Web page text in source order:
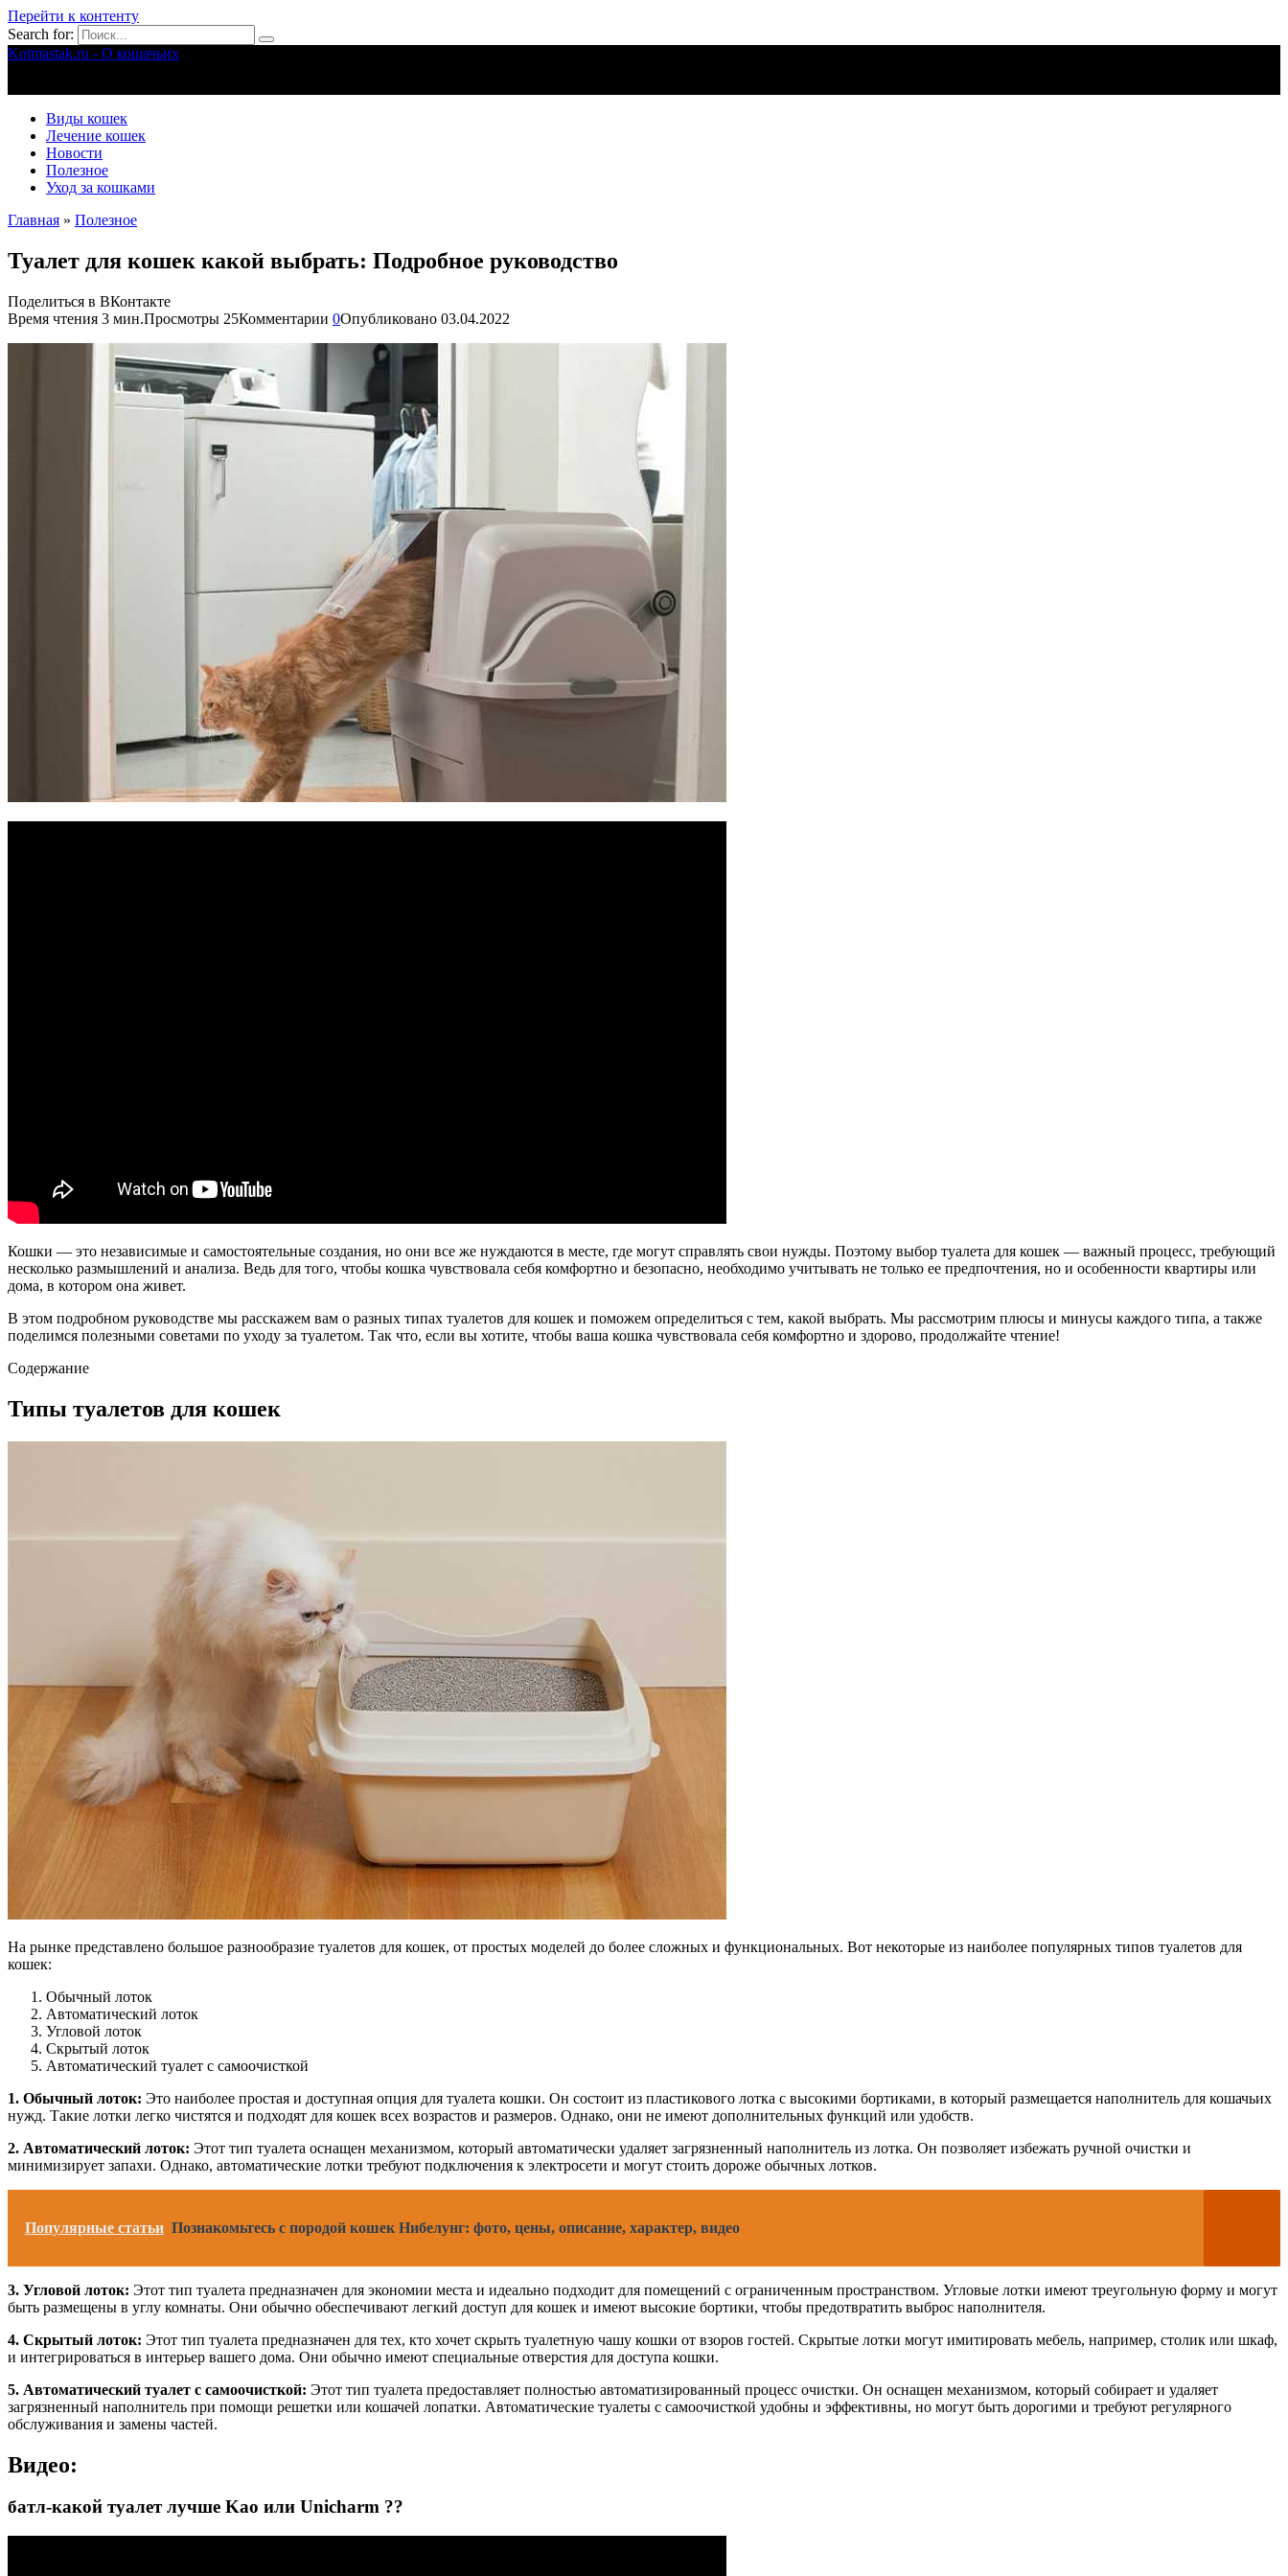
Перейти к контенту
Search for:
Kotmastak.ru - О кошачьих
Виды кошек
Лечение кошек
Новости
Полезное
Уход за кошками
Главная » Полезное
Туалет для кошек какой выбрать: Подробное руководство
Поделиться в ВКонтакте
Время чтения 3 мин.Просмотры 25Комментарии 0Опубликовано 03.04.2022
Кошки — это независимые и самостоятельные создания, но они все же нуждаются в месте, где могут справлять свои нужды. Поэтому выбор туалета для кошек — важный процесс, требующий
несколько размышлений и анализа. Ведь для того, чтобы кошка чувствовала себя комфортно и безопасно, необходимо учитывать не только ее предпочтения, но и особенности квартиры или
дома, в котором она живет.
В этом подробном руководстве мы расскажем вам о разных типах туалетов для кошек и поможем определиться с тем, какой выбрать. Мы рассмотрим плюсы и минусы каждого типа, а также
поделимся полезными советами по уходу за туалетом. Так что, если вы хотите, чтобы ваша кошка чувствовала себя комфортно и здорово, продолжайте чтение!
Содержание
Типы туалетов для кошек
На рынке представлено большое разнообразие туалетов для кошек, от простых моделей до более сложных и функциональных. Вот некоторые из наиболее популярных типов туалетов для
кошек:
Обычный лоток
Автоматический лоток
Угловой лоток
Скрытый лоток
Автоматический туалет с самоочисткой
1. Обычный лоток: Это наиболее простая и доступная опция для туалета кошки. Он состоит из пластикового лотка с высокими бортиками, в который размещается наполнитель для кошачьих
нужд. Такие лотки легко чистятся и подходят для кошек всех возрастов и размеров. Однако, они не имеют дополнительных функций или удобств.
2. Автоматический лоток: Этот тип туалета оснащен механизмом, который автоматически удаляет загрязненный наполнитель из лотка. Он позволяет избежать ручной очистки и
минимизирует запахи. Однако, автоматические лотки требуют подключения к электросети и могут стоить дороже обычных лотков.
Популярные статьи Познакомьтесь с породой кошек Нибелунг: фото, цены, описание, характер, видео
3. Угловой лоток: Этот тип туалета предназначен для экономии места и идеально подходит для помещений с ограниченным пространством. Угловые лотки имеют треугольную форму и могут
быть размещены в углу комнаты. Они обычно обеспечивают легкий доступ для кошек и имеют высокие бортики, чтобы предотвратить выброс наполнителя.
4. Скрытый лоток: Этот тип туалета предназначен для тех, кто хочет скрыть туалетную чашу кошки от взоров гостей. Скрытые лотки могут имитировать мебель, например, столик или шкаф,
и интегрироваться в интерьер вашего дома. Они обычно имеют специальные отверстия для доступа кошки.
5. Автоматический туалет с самоочисткой: Этот тип туалета предоставляет полностью автоматизированный процесс очистки. Он оснащен механизмом, который собирает и удаляет
загрязненный наполнитель при помощи решетки или кошачей лопатки. Автоматические туалеты с самоочисткой удобны и эффективны, но могут быть дорогими и требуют регулярного
обслуживания и замены частей.
Видео:
батл-какой туалет лучше Kao или Unicharm ??